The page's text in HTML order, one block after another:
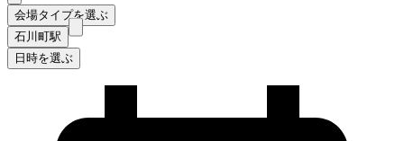
会場タイプを選ぶ
石川町駅
日時を選ぶ